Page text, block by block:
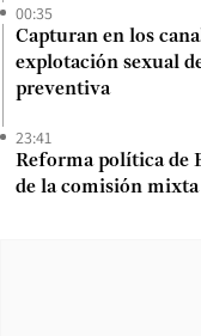
00:35
Capturan en los
explotación sexual
preventiva
23:41
Reforma política de
de la comisión